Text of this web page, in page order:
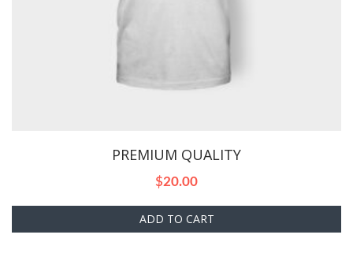
PREMIUM QUALITY
$20.00
ADD TO CART